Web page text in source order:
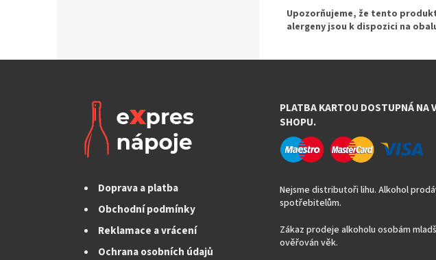
Doprava a platba
Obchodní podmínky
Reklamace a vrácení
Ochrana osobních údajů
PLATBA KARTOU DOSTUPNÁ NA
SHOPU.
Nejsme distributoři lihu. Alkohol
spotřebitelům.
Zákaz prodeje alkoholu osobám
ověřován věk.